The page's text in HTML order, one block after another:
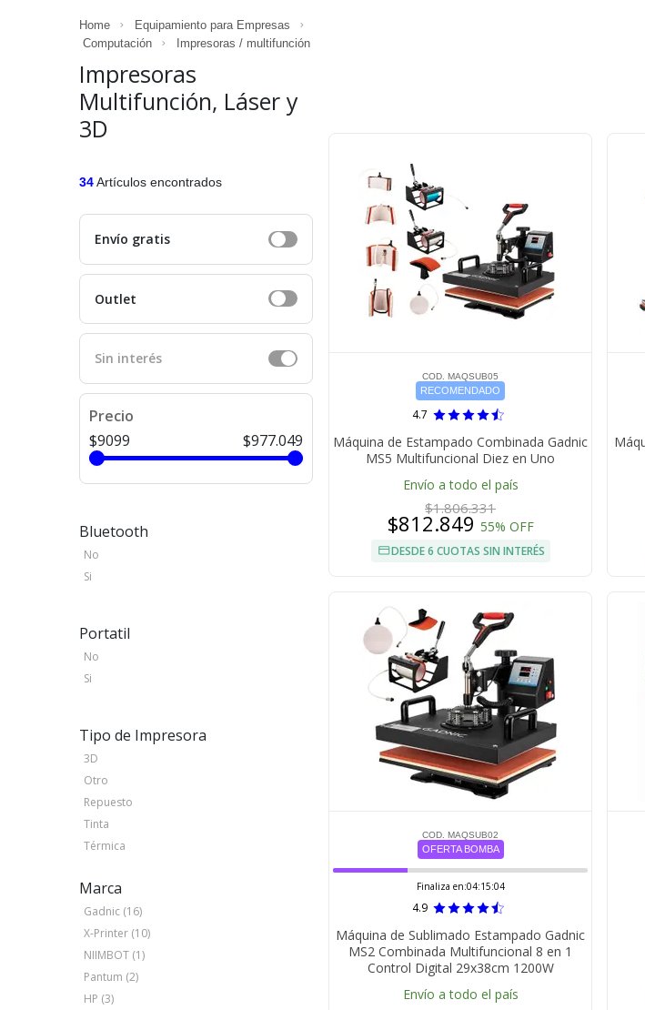
Home
Equipamiento para Empresas
Computación
Impresoras / multifunción
Impresoras
Multifunción, Láser y
3D
34Artículos encontrados
Envío gratis
Outlet
Sin interés
Precio
$9099
$977.049
Bluetooth
No
Si
Portatil
No
Si
Tipo de Impresora
3D
Otro
Repuesto
Tinta
Térmica
Marca
Gadnic (16)
X-Printer (10)
NIIMBOT (1)
Pantum (2)
HP (3)
COD. MAQSUB05
RECOMENDADO
4.7
Máquina de Estampado Combinada Gadnic
MS5 Multifuncional Diez en Uno
Envío a todo el país
$1.806.331
$812.849 55% OFF
DESDE 6 CUOTAS SIN INTERÉS
COD. MAQSUB02
OFERTA BOMBA
Finaliza en:04:15:03
4.9
Máquina de Sublimado Estampado Gadnic
MS2 Combinada Multifuncional 8 en 1
Control Digital 29x38cm 1200W
Envío a todo el país